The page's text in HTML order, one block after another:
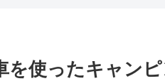
を使ったキャン